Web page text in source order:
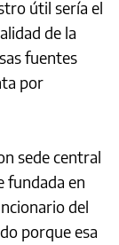
útil sería el
de la
fuentes
por
sede central
fundada en
del
porque esa